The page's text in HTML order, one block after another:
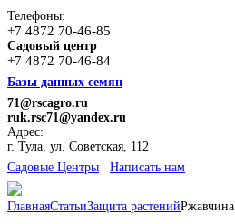
Телефоны:
+7 4872 70-46-85
Садовый центр
+7 4872 70-46-84
Базы данных семян
71@rscagro.ru
ruk.rsc71@yandex.ru
Адрес:
г. Тула, ул. Советская, 112
Cадовые Центры
Написать нам
ГлавнаяСтатьиЗащита растенийРжавчина